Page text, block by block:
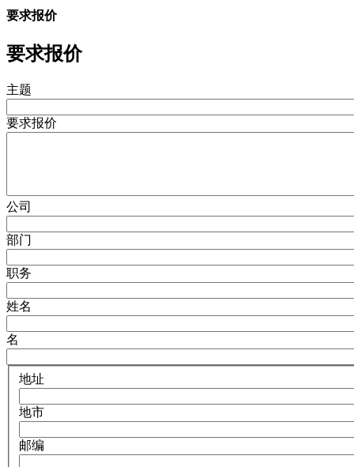
要求报价
要求报价
主题
要求报价
公司
部门
职务
姓名
名
地址
地市
邮编